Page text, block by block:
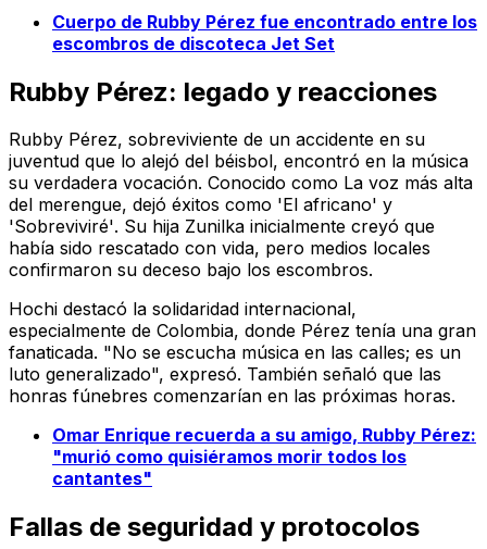
Cuerpo de Rubby Pérez fue encontrado entre los
escombros de discoteca Jet Set
Rubby Pérez: legado y reacciones
Rubby Pérez, sobreviviente de un accidente en su
juventud que lo alejó del béisbol, encontró en la música
su verdadera vocación. Conocido como La voz más alta
del merengue, dejó éxitos como 'El africano' y
'Sobreviviré'. Su hija Zunilka inicialmente creyó que
había sido rescatado con vida, pero medios locales
confirmaron su deceso bajo los escombros.
Hochi destacó la solidaridad internacional,
especialmente de Colombia, donde Pérez tenía una gran
fanaticada. "No se escucha música en las calles; es un
luto generalizado", expresó. También señaló que las
honras fúnebres comenzarían en las próximas horas.
Omar Enrique recuerda a su amigo, Rubby Pérez:
"murió como quisiéramos morir todos los
cantantes"
Fallas de seguridad y protocolos